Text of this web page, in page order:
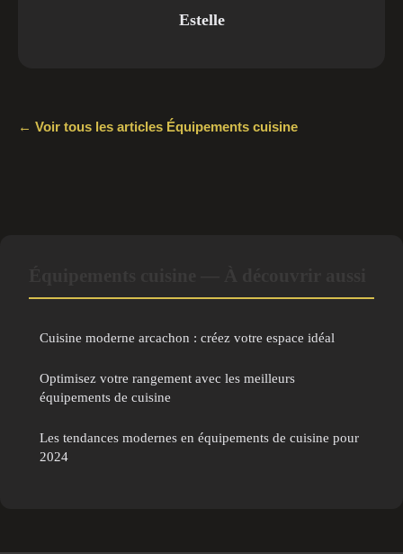
Estelle
← Voir tous les articles Équipements cuisine
Cuisine moderne arcachon : créez votre espace idéal
Optimisez votre rangement avec les meilleurs
équipements de cuisine
Les tendances modernes en équipements de cuisine pour
2024